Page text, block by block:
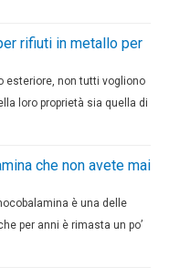
rifiuti in metallo per
esteriore, non tutti vogliono
loro proprietà sia quella di
che non avete mai
è una delle
per anni è rimasta un po’